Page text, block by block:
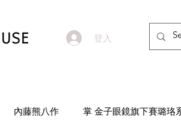
登入
內藤熊八作 掌 金子眼鏡旗下賽璐珞